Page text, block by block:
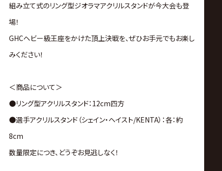
組み立て式のリング型ジオラマアクリルスタンドが今大会も登
場！
GHCヘビー級王座をかけた頂上決戦を、ぜひお手元でもお楽し
みください！
＜商品について＞
●リング型アクリルスタンド：12cm四方
●選手アクリルスタンド（シェイン・ヘイスト/KENTA）：各：約
8cm
数量限定につき、どうぞお見逃しなく！